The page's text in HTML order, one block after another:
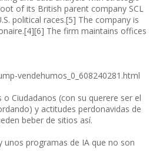
of its British parent company SCL
political races.[5] The company is
The firm maintains offices
vendehumos_0_608240281.html
Ciudadanos (con su querere ser el
y actitudes perdonavidas de
beber de sitios así.
programas de IA que no son